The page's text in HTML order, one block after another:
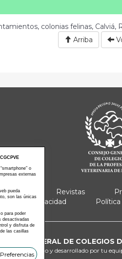
colonias felinas, Calviá,
Arriba
Actos Revistas
Política Privacidad
GENERAL DE COLEGIOS
Diseñado y desarrollado por tu
CGCPVE
o
externas
pueda
son las únicas
para poder
desactivadas
y disfruta de
las casillas